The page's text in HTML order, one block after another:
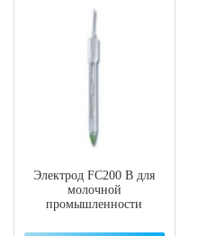
Электрод FC200 B для
молочной
промышленности